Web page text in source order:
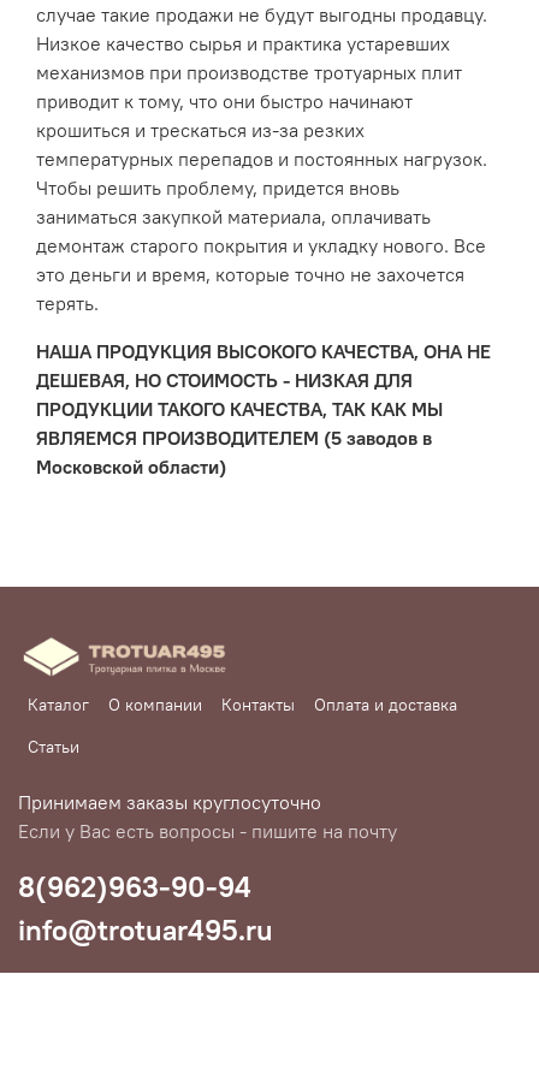
случае такие продажи не будут выгодны продавцу.
Низкое качество сырья и практика устаревших
механизмов при производстве тротуарных плит
приводит к тому, что они быстро начинают
крошиться и трескаться из-за резких
температурных перепадов и постоянных нагрузок.
Чтобы решить проблему, придется вновь
заниматься закупкой материала, оплачивать
демонтаж старого покрытия и укладку нового. Все
это деньги и время, которые точно не захочется
терять.
НАША ПРОДУКЦИЯ ВЫСОКОГО КАЧЕСТВА, ОНА НЕ
ДЕШЕВАЯ, НО СТОИМОСТЬ - НИЗКАЯ ДЛЯ
ПРОДУКЦИИ ТАКОГО КАЧЕСТВА, ТАК КАК МЫ
ЯВЛЯЕМСЯ ПРОИЗВОДИТЕЛЕМ (5 заводов в
Московской области)
Каталог О компании Контакты
Оплата и доставка
Статьи
Принимаем заказы круглосуточно
Если у Вас есть вопросы - пишите на почту
8(962)963-90-94
info@trotuar495.ru